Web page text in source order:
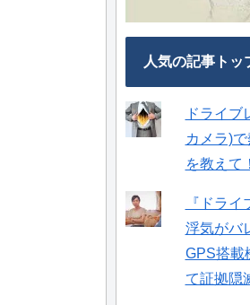
人気の記事トッ
ドライブ
カメラ)
を教えて！
『ドラ
浮気がバ
GPS搭載
て証拠隠